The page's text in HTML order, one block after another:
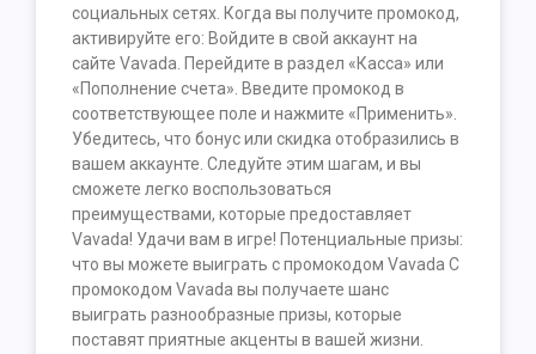
социальных сетях. Когда вы получите промокод,
активируйте его: Войдите в свой аккаунт на
сайте Vavada. Перейдите в раздел «Касса» или
«Пополнение счета». Введите промокод в
соответствующее поле и нажмите «Применить».
Убедитесь, что бонус или скидка отобразились в
вашем аккаунте. Следуйте этим шагам, и вы
сможете легко воспользоваться
преимуществами, которые предоставляет
Vavada! Удачи вам в игре! Потенциальные призы:
что вы можете выиграть с промокодом Vavada С
промокодом Vavada вы получаете шанс
выиграть разнообразные призы, которые
поставят приятные акценты в вашей жизни.